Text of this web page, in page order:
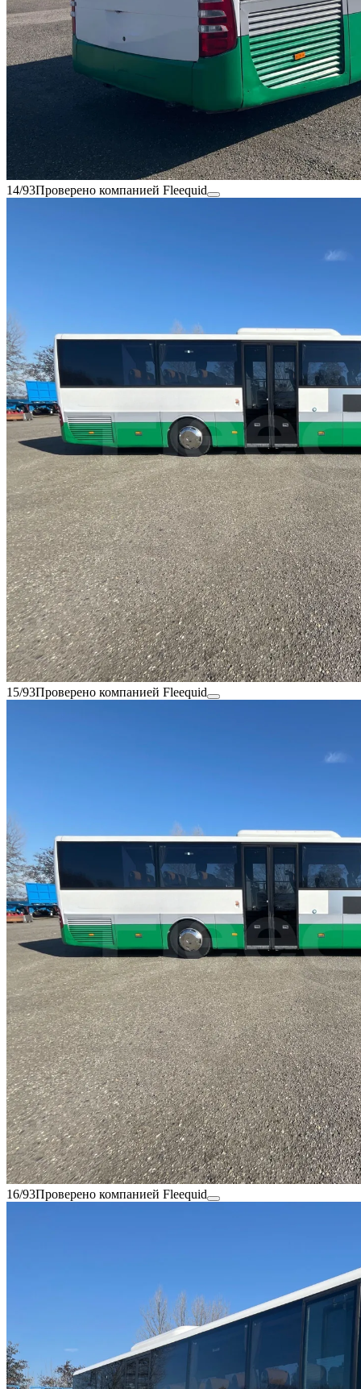
14/93Проверено компанией Fleequid
15/93Проверено компанией Fleequid
16/93Проверено компанией Fleequid